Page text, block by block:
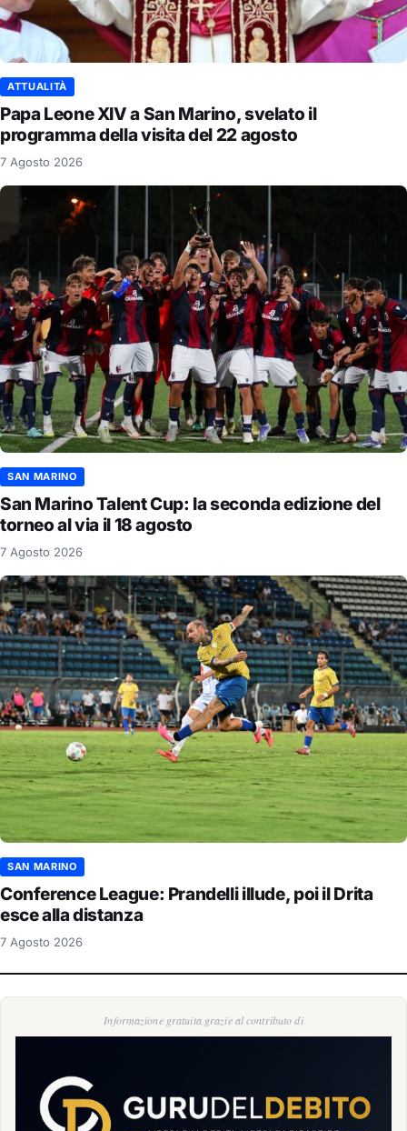
ATTUALITÀ
Papa Leone XIV a San Marino, svelato il
programma della visita del 22 agosto
7 Agosto 2026
SAN MARINO
San Marino Talent Cup: la seconda edizione del
torneo al via il 18 agosto
7 Agosto 2026
SAN MARINO
Conference League: Prandelli illude, poi il Drita
esce alla distanza
7 Agosto 2026
Informazione gratuita grazie al contributo di